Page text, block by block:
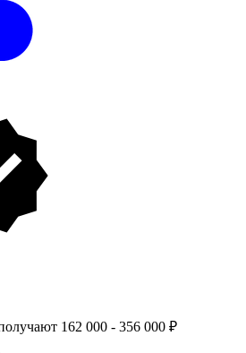
162 000 - 356 000 ₽